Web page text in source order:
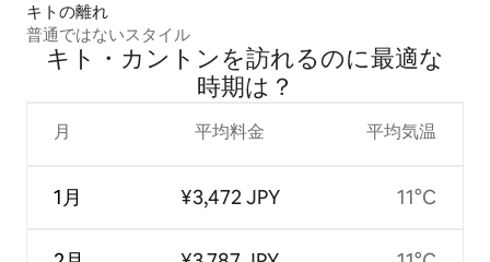
キトの離れ
普通ではないスタイル
キト・カントンを訪⁠れ⁠るの⁠に最⁠適⁠な
時⁠期⁠は⁠？
月
1月
平均料金
¥3,472 JPY
平均気温
11°C